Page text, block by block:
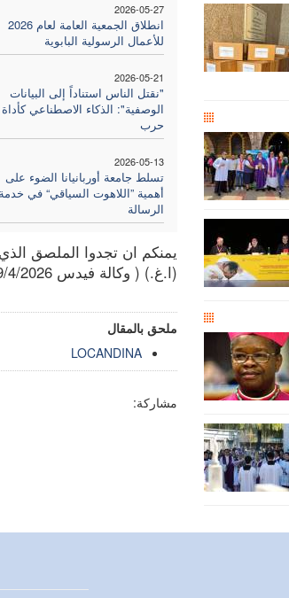
2026-05-27
انطلاق الجمعية العامة لعام 2026
للأعمال الرسولية البابوية
2026-05-21
"نقتل الناس استناداً إلى البيانات
الوصفية": الذكاء الاصطناعي كأداة
حرب
2026-05-13
تسلط جامعة أوربانيانا الضوء على
أهمية ”اللاهوت السياقي“ في خدمة
الرسالة
يمنكم ان تجدوا الملصق
(ا.غ.) ( وكالة فيدس 29/4/2026)
ملحق بالمقال
LOCANDINA
مشاركة: